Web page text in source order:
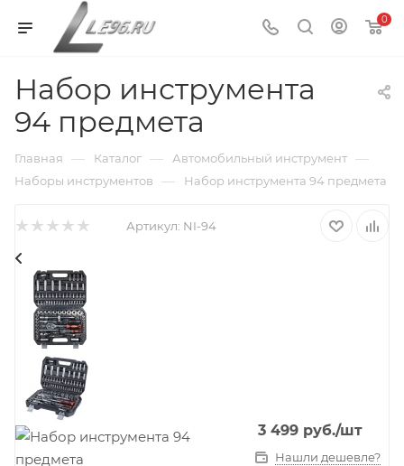
0
Набор инструмента
94 предмета
Главная — Каталог — Автомобильный инструмент —
Наборы инструментов — Набор инструмента 94 предмета
Артикул: NI-94
3 499 руб./шт
Нашли дешевле?